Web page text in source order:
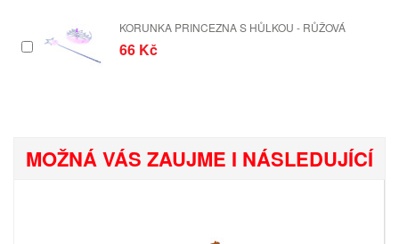
KORUNKA PRINCEZNA S HŮLKOU - RŮŽOVÁ
66 Kč
MOŽNÁ VÁS ZAUJME I NÁSLEDUJÍCÍ